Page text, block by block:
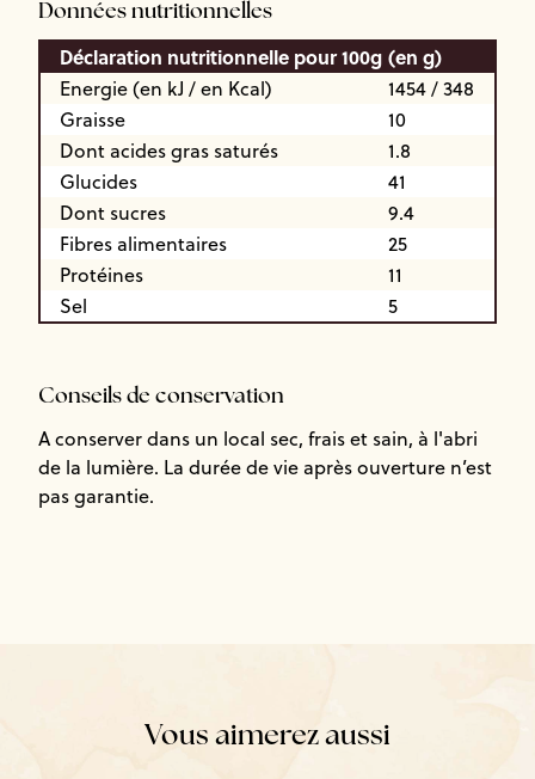
Données nutritionnelles
Déclaration nutritionnelle pour 100g (en g)
Energie (en kJ / en Kcal)
1454 / 348
Graisse
10
Dont acides gras saturés
1.8
Glucides
41
Dont sucres
9.4
Fibres alimentaires
25
Protéines
11
Sel
5
Conseils de conservation
A conserver dans un local sec, frais et sain, à l'abri
de la lumière. La durée de vie après ouverture n’est
pas garantie.
Vous aimerez aussi